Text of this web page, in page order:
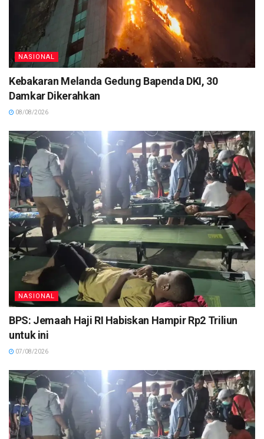
NASIONAL
Kebakaran Melanda Gedung Bapenda DKI, 30
Damkar Dikerahkan
08/08/2026
NASIONAL
BPS: Jemaah Haji RI Habiskan Hampir Rp2 Triliun
untuk ini
07/08/2026